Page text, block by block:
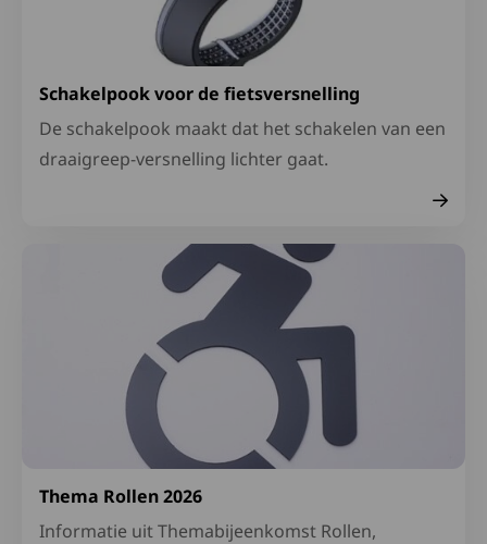
Schakelpook voor de fietsversnelling
De schakelpook maakt dat het schakelen van een
draaigreep-versnelling lichter gaat.
Thema Rollen 2026
Informatie uit Themabijeenkomst Rollen,
Lees meer over Thema Rollen 2026